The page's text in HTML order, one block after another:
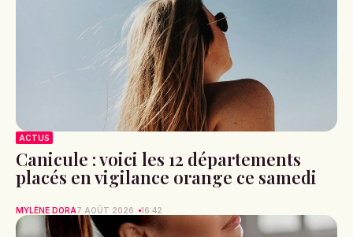
ACTUS
Canicule : voici les 12 départements
placés en vigilance orange ce samedi
MYLÈNE DORA7 AOÛT 2026 16:42